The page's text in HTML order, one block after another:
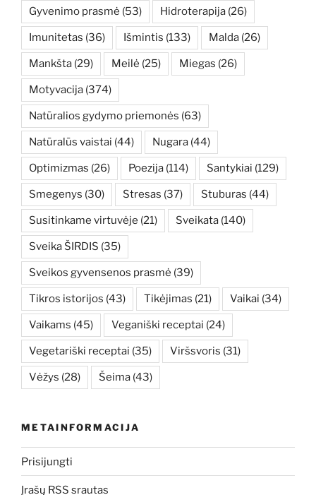
Gyvenimo prasmė (53) Hidroterapija (26)
Imunitetas (36) Išmintis (133) Malda (26)
Mankšta (29) Meilė (25) Miegas (26)
Motyvacija (374)
Natūralios gydymo priemonės (63)
Natūralūs vaistai (44) Nugara (44)
Optimizmas (26) Poezija (114) Santykiai (129)
Smegenys (30) Stresas (37) Stuburas (44)
Susitinkame virtuvėje (21) Sveikata (140)
Sveika ŠIRDIS (35)
Sveikos gyvensenos prasmė (39)
Tikros istorijos (43) Tikėjimas (21) Vaikai (34)
Vaikams (45) Veganiški receptai (24)
Vegetariški receptai (35) Viršsvoris (31)
Vėžys (28) Šeima (43)
METAINFORMACIJA
Prisijungti
Įrašų RSS srautas